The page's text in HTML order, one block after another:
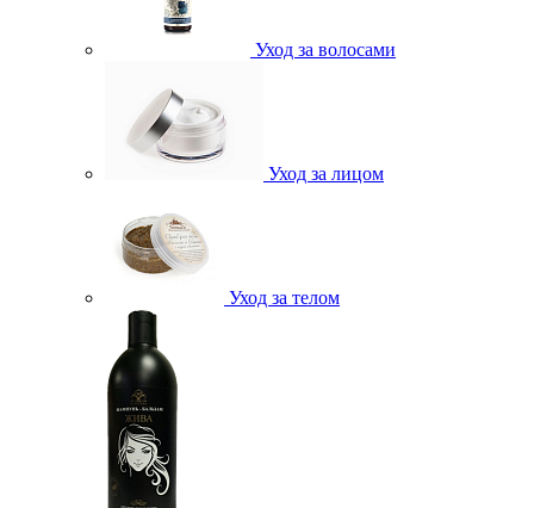
Уход за волосами
Уход за лицом
Уход за телом